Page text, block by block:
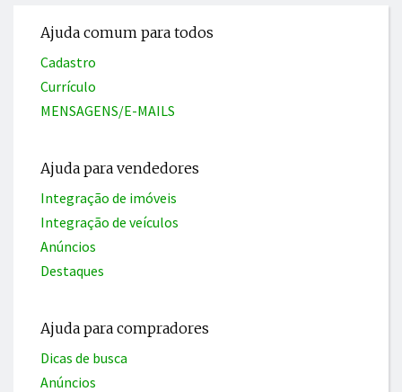
Ajuda comum para todos
Cadastro
Currículo
MENSAGENS/E-MAILS
Ajuda para vendedores
Integração de imóveis
Integração de veículos
Anúncios
Destaques
Ajuda para compradores
Dicas de busca
Anúncios